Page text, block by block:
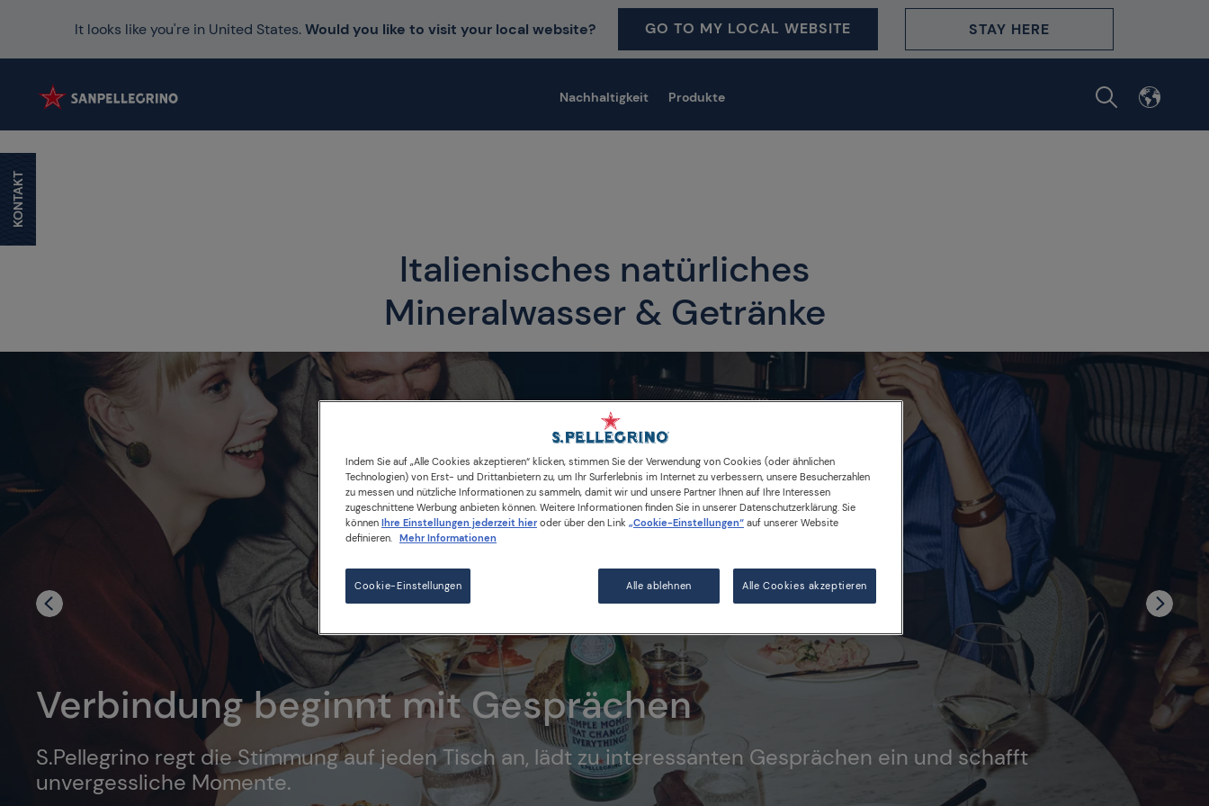
It looks like you're in United States.Would you like to visit your local website? GO TO MY LOCAL WEBSITE STAY HERE
Nachhaltigkeit Produkte
Italienisches natürliches
Mineralwasser & Getränke
Verbindung beginnt mit Gesprächen
S.Pellegrino regt die Stimmung auf jeden Tisch an, lädt zu interessanten Gesprächen ein und schafft
unvergessliche Momente.
KONTAKT
Indem Sie auf „Alle Cookies akzeptieren“ klicken, stimmen Sie der Verwendung von Cookies (oder ähnlichen
Technologien) von Erst- und Drittanbietern zu, um Ihr Surferlebnis im Internet zu verbessern, unsere Besucherzahlen
zu messen und nützliche Informationen zu sammeln, damit wir und unsere Partner Ihnen auf Ihre Interessen
zugeschnittene Werbung anbieten können. Weitere Informationen finden Sie in unserer Datenschutzerklärung. Sie
können Ihre Einstellungen jederzeit hier oder über den Link „Cookie-Einstellungen“ auf unserer Website
definieren. Mehr Informationen
Cookie-Einstellungen Alle ablehnen Alle Cookies akzeptieren